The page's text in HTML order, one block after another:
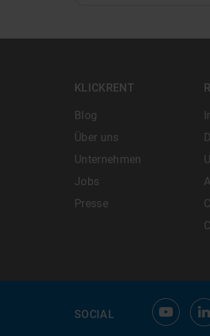
KLICKRENT
Blog
Über uns
Unternehmen
Jobs
Presse
SOCIAL